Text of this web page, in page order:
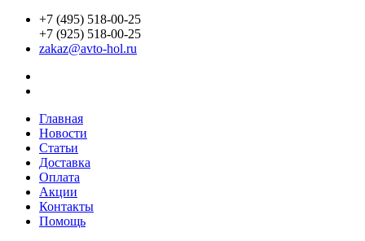
+7 (495) 518-00-25
+7 (925) 518-00-25
zakaz@avto-hol.ru
Главная
Новости
Статьи
Доставка
Оплата
Акции
Контакты
Помощь